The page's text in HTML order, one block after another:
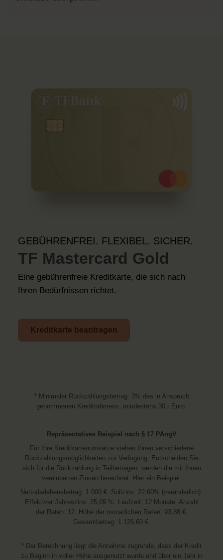
GEBÜHRENFREI. FLEXIBEL. SICHER.
TF Mastercard Gold
Eine gebührenfreie Kreditkarte, die sich nach
Ihren Bedürfnissen richtet.
Kreditkarte beantragen
* Minimaler Rückzahlungsbetrag: 3% des in Anspruch
genommenen Kreditrahmens, mindestens 30,- Euro.
Repräsentatives Beispiel nach § 17 PAngV
Für Ihre Kreditkartenumsätze stehen Ihnen verschiedene
Rückzahlungsmöglichkeiten zur Verfügung. Entscheiden Sie
sich für die Rückzahlung in Teilbeträgen, werden die mit Ihnen
vereinbarten Zinsen berechnet. Hier ein Beispiel:
Nettodarlehensbetrag: 1.000 €. Sollzins: 22,60% (veränderlich).
Effektiver Jahreszins: 25,09 %. Laufzeit: 12 Monate. Anzahl
der Raten: 12. Höhe der monatlichen Raten: 93,88 €.
Gesamtbetrag: 1.126,60 €.
* Der Berechnung liegt die Annahme zugrunde, dass der Kredit
zu Beginn in voller Höhe ausgenutzt wurde und über ein Jahr in